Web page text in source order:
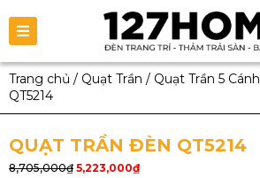
Trang chủ / Quạt Trần / Quạt Trần 5 Cánh
QT5214
QUẠT TRẦN ĐÈN QT5214
8,705,000₫ 5,223,000₫